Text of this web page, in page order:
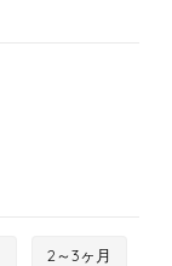
2～3ヶ月